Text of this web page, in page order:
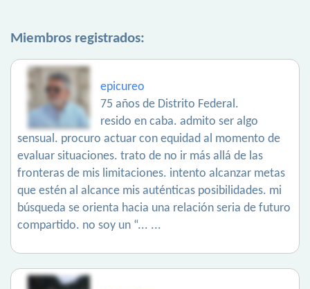
Miembros registrados:
epicureo
75 años de Distrito Federal.
resido en caba. admito ser algo
sensual. procuro actuar con equidad al momento de
evaluar situaciones. trato de no ir más allá de las
fronteras de mis limitaciones. intento alcanzar metas
que estén al alcance mis auténticas posibilidades. mi
búsqueda se orienta hacia una relación seria de futuro
compartido. no soy un “... ...